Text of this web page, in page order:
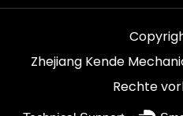
Zhejiang Kende
Rechte